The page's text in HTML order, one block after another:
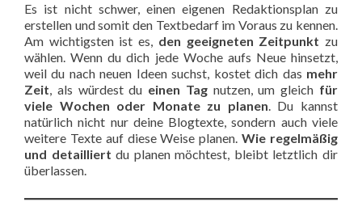
Es ist nicht schwer, einen eigenen Redaktionsplan zu
erstellen und somit den Textbedarf im Voraus zu kennen.
Am wichtigsten ist es, den geeigneten Zeitpunkt zu
wählen. Wenn du dich jede Woche aufs Neue hinsetzt,
weil du nach neuen Ideen suchst, kostet dich das mehr
Zeit, als würdest du einen Tag nutzen, um gleich für
viele Wochen oder Monate zu planen. Du kannst
natürlich nicht nur deine Blogtexte, sondern auch viele
weitere Texte auf diese Weise planen.Wie regelmäßig
und detailliert du planen möchtest, bleibt letztlich dir
überlassen.